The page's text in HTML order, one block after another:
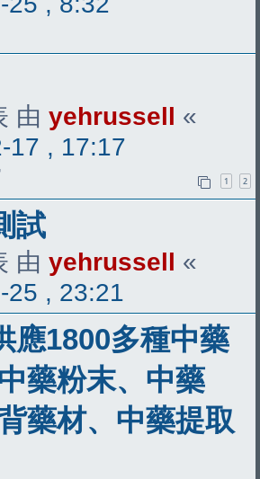
由 yehrussell «
17 , 17:17
1 2
試
由 yehrussell
«
25 , 23:21
應1800多種中藥
藥粉末、中藥
藥材、中藥提取